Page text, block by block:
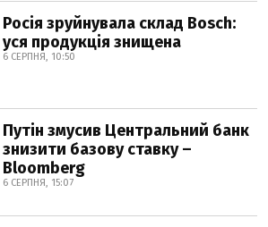
Росія зруйнувала склад Bosch:
уся продукція знищена
6 СЕРПНЯ, 10:50
Путін змусив Центральний банк
знизити базову ставку –
Bloomberg
6 СЕРПНЯ, 15:07